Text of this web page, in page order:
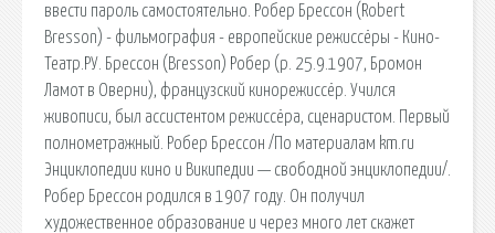
ввести пароль самостоятельно. Робер Брессон (Robert
Bresson) - фильмография - европейские режиссёры - Кино-
Театр.РУ. Брессон (Bresson) Робер (р. 25.9.1907, Бромон
Ламот в Оверни), французский кинорежиссёр. Учился
живописи, был ассистентом режиссёра, сценаристом. Первый
полнометражный. Робер Брессон /По материалам km.ru
Энциклопедии кино и Википедии — свободной энциклопедии/.
Робер Брессон родился в 1907 году. Он получил
художественное образование и через много лет скажет